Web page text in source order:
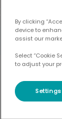
in
By clicking
device to
assist our
Select “Cookie
to adjust your
Settings